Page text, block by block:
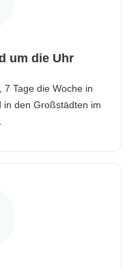
um die Uhr
7 Tage die Woche in
in den Großstädten im